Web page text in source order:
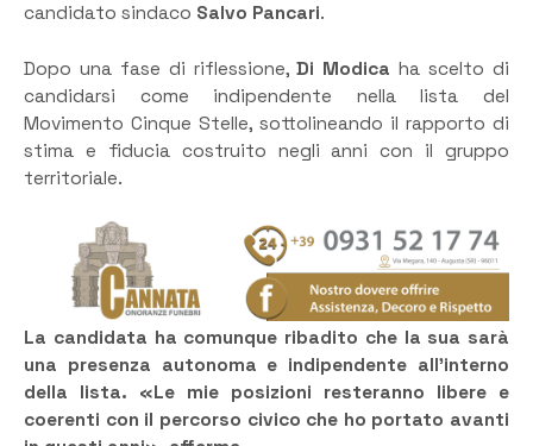
candidato sindaco Salvo Pancari.
Dopo una fase di riflessione,Di Modica ha scelto di
candidarsi come indipendente nella lista del
Movimento Cinque Stelle, sottolineando il rapporto di
stima e fiducia costruito negli anni con il gruppo
territoriale.
La candidata ha comunque ribadito che la sua sarà
una presenza autonoma e indipendente all’interno
della lista. «Le mie posizioni resteranno libere e
coerenti con il percorso civico che ho portato avanti